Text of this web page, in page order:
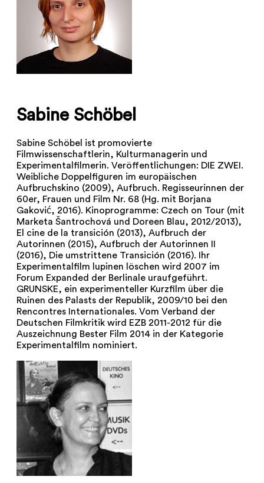
Sabine Schöbel
Sabine Schöbel ist promovierte
Filmwissenschaftlerin, Kulturmanagerin und
Experimentalfilmerin. Veröffentlichungen: DIE ZWEI.
Weibliche Doppelfiguren im europäischen
Aufbruchskino (2009), Aufbruch. Regisseurinnen der
60er, Frauen und Film Nr. 68 (Hg. mit Borjana
Gaković, 2016). Kinoprogramme: Czech on Tour (mit
Marketa Šantrochová und Doreen Blau, 2012/2013),
El cine de la transición (2013), Aufbruch der
Autorinnen (2015), Aufbruch der Autorinnen II
(2016), Die umstrittene Transición (2016). Ihr
Experimentalfilm lupinen löschen wird 2007 im
Forum Expanded der Berlinale uraufgeführt.
GRUNSKE, ein experimenteller Kurzfilm über die
Ruinen des Palasts der Republik, 2009/10 bei den
Rencontres Internationales. Vom Verband der
Deutschen Filmkritik wird EZB 2011-2012 für die
Auszeichnung Bester Film 2014 in der Kategorie
Experimentalfilm nominiert.